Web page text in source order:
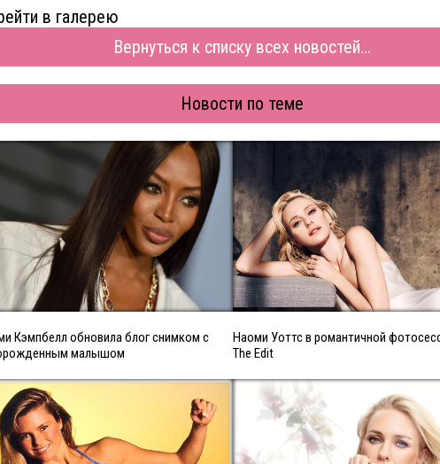
в галерею
Вернуться к списку всех новостей...
Новости по теме
Кэмпбелл обновила блог снимком с
малышом
Наоми Уоттс в романтичной
The Edit